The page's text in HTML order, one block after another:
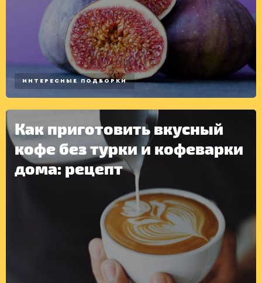
ИНТЕРЕСНЫЕ ПОДБОРКИ
Как приготовить вкусный
кофе без турки и кофеварки
дома: рецепт